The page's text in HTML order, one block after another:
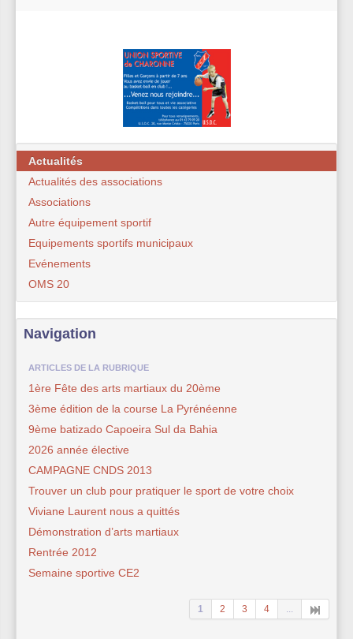
Actualités
Actualités des associations
Associations
Autre équipement sportif
Equipements sportifs municipaux
Evénements
OMS 20
Navigation
ARTICLES DE LA RUBRIQUE
1ère Fête des arts martiaux du 20ème
3ème édition de la course La Pyrénéenne
9ème batizado Capoeira Sul da Bahia
2026 année élective
CAMPAGNE CNDS 2013
Trouver un club pour pratiquer le sport de votre choix
Viviane Laurent nous a quittés
Démonstration d’arts martiaux
Rentrée 2012
Semaine sportive CE2
1 2 3 4